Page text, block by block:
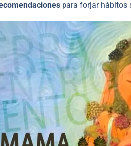
para forjar hábitos